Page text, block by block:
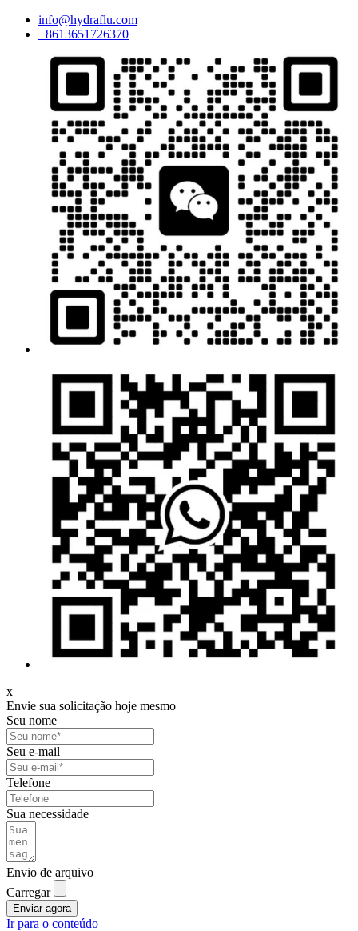
info@hydraflu.com
+8613651726370
x
Envie sua solicitação hoje mesmo
Seu nome
Seu e-mail
Telefone
Sua necessidade
Envio de arquivo
Carregar
Enviar agora
Ir para o conteúdo